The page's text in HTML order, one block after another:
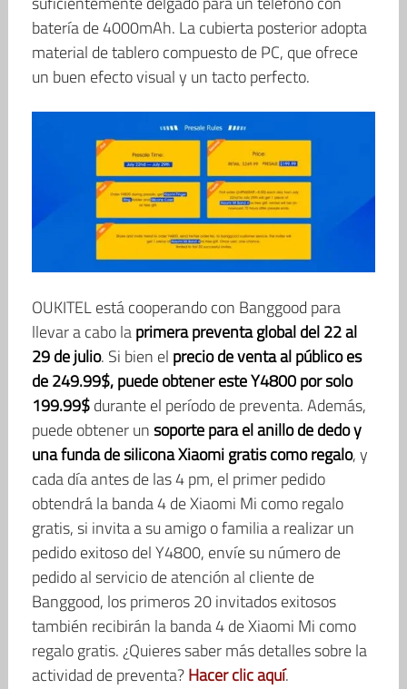
batería de 4000mAh. La cubierta posterior adopta
material de tablero compuesto de PC, que ofrece
un buen efecto visual y un tacto perfecto.
OUKITEL está cooperando con Banggood para
llevar a cabo laprimera preventa global del 22 al
29 de julio. Si bien el precio de venta al público es
de 249.99$, puede obtener este Y4800 por solo
199.99$durante el período de preventa. Además,
puede obtener unsoporte para el anillo de dedo y
una funda de silicona Xiaomi gratis como regalo, y
cada día antes de las 4 pm, el primer pedido
obtendrá la banda 4 de Xiaomi Mi como regalo
gratis, si invita a su amigo o familia a realizar un
pedido exitoso del Y4800, envíe su número de
pedido al servicio de atención al cliente de
Banggood, los primeros 20 invitados exitosos
también recibirán la banda 4 de Xiaomi Mi como
regalo gratis. ¿Quieres saber más detalles sobre la
actividad de preventa?Hacer clic aquí.